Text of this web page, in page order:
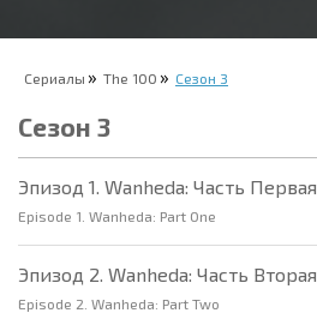
Сериалы The 100 Сезон 3
Сезон 3
Эпизод 1. Wanheda: Часть Первая
Episode 1. Wanheda: Part One
Эпизод 2. Wanheda: Часть Вторая
Episode 2. Wanheda: Part Two